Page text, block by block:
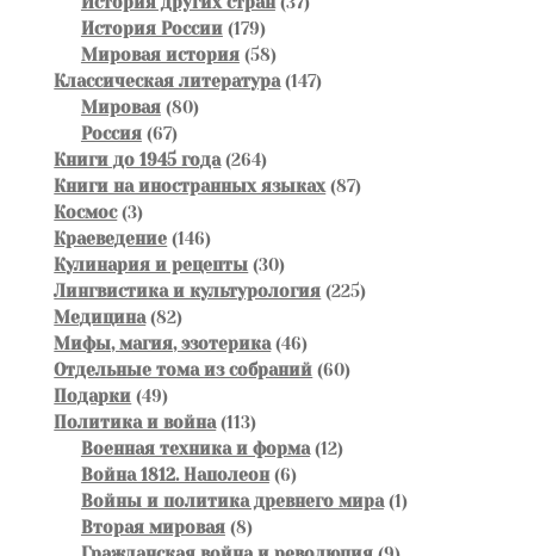
История России 179179
товаров
Мировая история 5858
товаров
Классическая литература 147147
Мировая 8080
Россия 6767
товаров
Книги до 1945 года 264264
товара
Книги на иностранных языках 8787
Космос 33
товара
Краеведение 146146
товаров
Кулинария и рецепты 3030
товаров
Лингвистика и культурология 225225
Медицина 8282
товара
Мифы, магия, эзотерика 4646
товаров
Отдельные тома из собраний 6060
Подарки 4949
товаров
Политика и война 113113
товаров
Военная техника и форма 1212
Война 1812. Наполеон 66
товаров
Войны и политика древнего мира 11
Вторая мировая 88